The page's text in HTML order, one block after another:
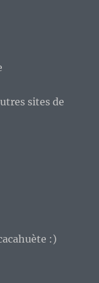
sites de
:)